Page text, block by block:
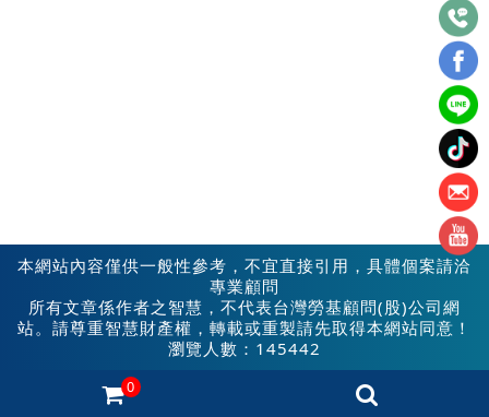
0
本網站內容僅供一般性參考，不宜直接引用，具體個案請洽
專業顧問
所有文章係作者之智慧，不代表台灣勞基顧問(股)公司網
站。請尊重智慧財產權，轉載或重製請先取得本網站同意！
瀏覽人數：145442